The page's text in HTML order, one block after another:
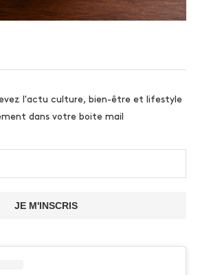
l'actu culture, bien-être et lifestyle
dans votre boite mail
JE M'INSCRIS